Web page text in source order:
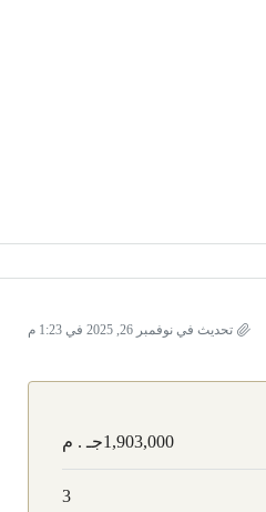
تحديث في نوفمبر 26, 2025 في 1:23 م
1,903,000جـ . م
3